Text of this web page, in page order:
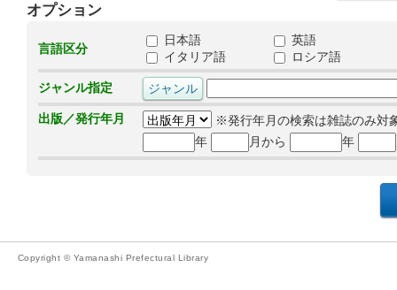
オプション
言語区分
日本語
英語
イタリア語
ロシア語
ジャンル指定
出版／発行年月
※発行年月の検索は雑誌のみ対
年
月から 年
Copyright © Yamanashi Prefectural Library